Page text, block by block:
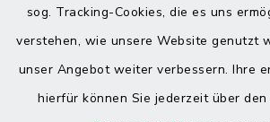
sog. Tracking-Cookies, die es uns
verstehen, wie unsere Website genutzt
unser Angebot weiter verbessern. Ihre
hierfür können Sie jederzeit über den